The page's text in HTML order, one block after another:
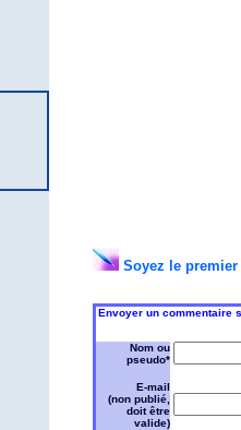
Soyez le
Envoyer un commentaire
Nom ou
pseudo*
E-mail
(non publié,
doit être
valide)